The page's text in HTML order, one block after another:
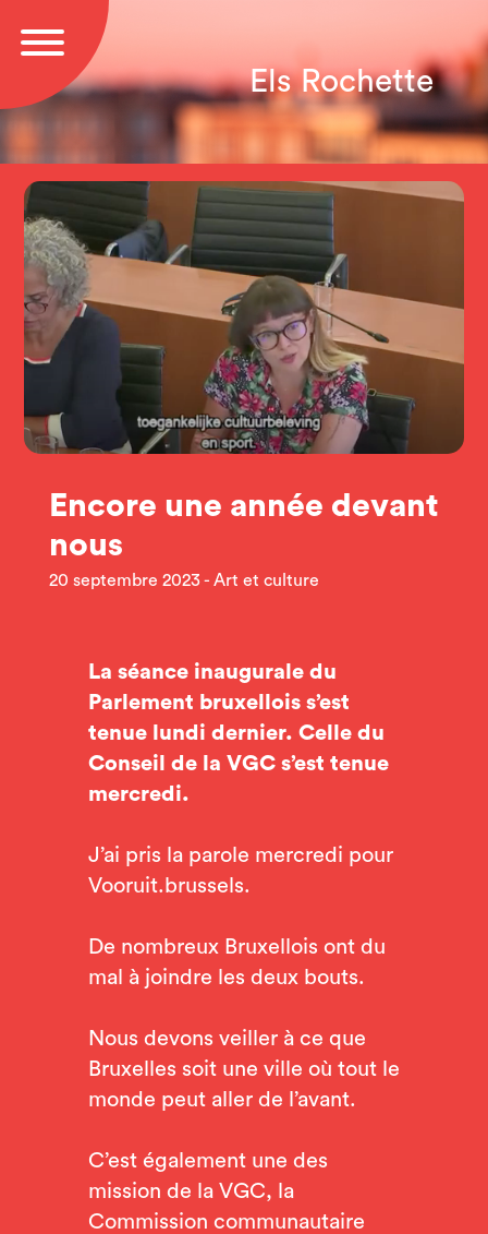
Els Rochette
Encore une année devant
nous
20 septembre 2023 Art et culture
La séance inaugurale du
Parlement bruxellois s’est
tenue lundi dernier. Celle du
Conseil de la VGC s’est tenue
mercredi.
J’ai pris la parole mercredi pour
Vooruit.brussels.
De nombreux Bruxellois ont du
mal à joindre les deux bouts.
Nous devons veiller à ce que
Bruxelles soit une ville où tout le
monde peut aller de l’avant.
C’est également une des
mission de la VGC, la
Commission communautaire